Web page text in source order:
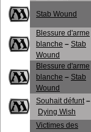
Stab Wound
Blessure d'arme
blanche – Stab
Wound
Blessure d'arme
blanche – Stab
Wound
Souhait défunt –
Dying Wish
Victimes des